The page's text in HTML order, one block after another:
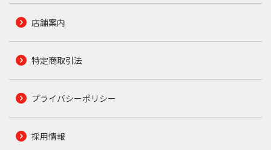
店舗案内
特定商取引法
プライバシーポリシー
採用情報